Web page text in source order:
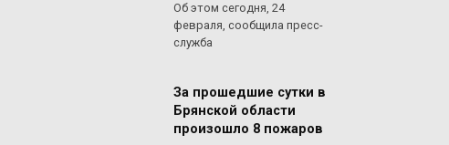
Об этом сегодня, 24
февраля, сообщила пресс-
служба
За прошедшие сутки в
Брянской области
произошло 8 пожаров